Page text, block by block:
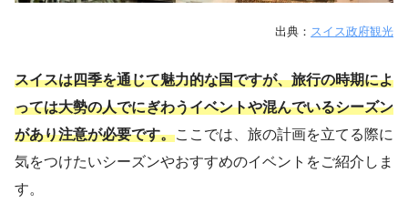
出典： スイス政府観光
スイスは四季を通じて魅力的な国ですが、旅行の時期によ
っては大勢の人でにぎわうイベントや混んでいるシーズン
があり注意が必要です。ここでは、旅の計画を立てる際に
気をつけたいシーズンやおすすめのイベントをご紹介しま
す。